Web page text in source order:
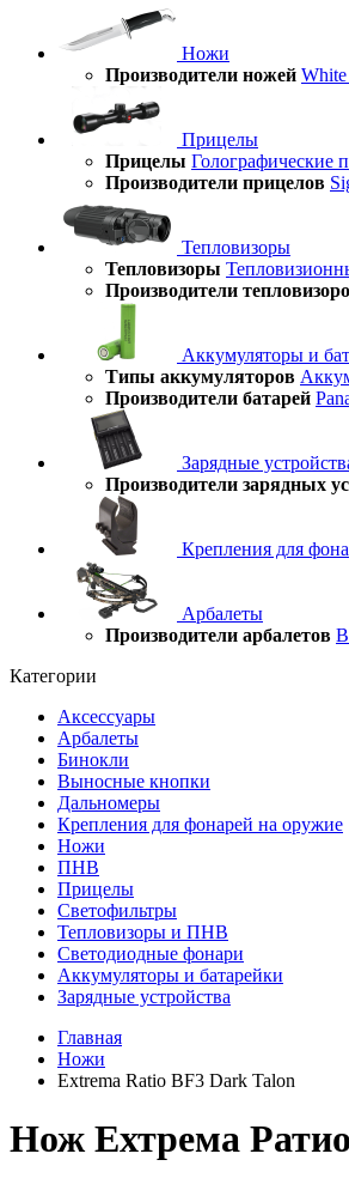
Ножи
Производители ножей
Прицелы
Прицелы Голографические
Производители прицелов
Тепловизоры
Тепловизоры
Производители
Аккумуляторы и
Типы аккумуляторов
Производители батарей
Зарядные
Производители зарядных
Крепления для
Арбалеты
Производители арбалетов
Категории
Аксессуары
Арбалеты
Бинокли
Выносные кнопки
Дальномеры
Крепления для фонарей на оружие
Ножи
ПНВ
Прицелы
Светофильтры
Тепловизоры и ПНВ
Светодиодные фонари
Аккумуляторы и батарейки
Зарядные устройства
Главная
Ножи
Extrema Ratio BF3 Dark Talon
Нож Ехтрема